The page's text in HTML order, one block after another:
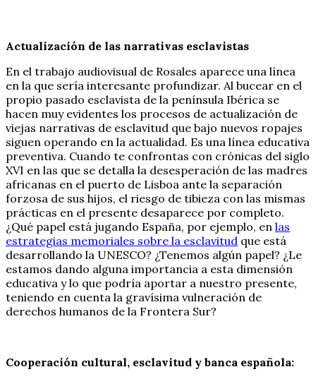
Actualización de las narrativas esclavistas
En el trabajo audiovisual de Rosales aparece una línea
en la que sería interesante profundizar. Al bucear en el
propio pasado esclavista de la península Ibérica se
hacen muy evidentes los procesos de actualización de
viejas narrativas de esclavitud que bajo nuevos ropajes
siguen operando en la actualidad. Es una línea educativa
preventiva. Cuando te confrontas con crónicas del siglo
XVI en las que se detalla la desesperación de las madres
africanas en el puerto de Lisboa ante la separación
forzosa de sus hijos, el riesgo de tibieza con las mismas
prácticas en el presente desaparece por completo.
¿Qué papel está jugando España, por ejemplo, en las
estrategias memoriales sobre la esclavitud que está
desarrollando la UNESCO? ¿Tenemos algún papel? ¿Le
estamos dando alguna importancia a esta dimensión
educativa y lo que podría aportar a nuestro presente,
teniendo en cuenta la gravísima vulneración de
derechos humanos de la Frontera Sur?
Cooperación cultural, esclavitud y banca española: